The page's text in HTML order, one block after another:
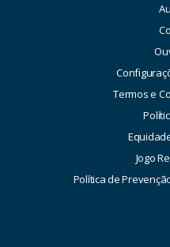
Termos e
Jogo
Política de